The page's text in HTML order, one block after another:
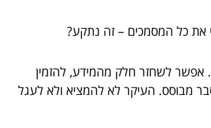
את כל המסמכים – זה נתקע?
אפשר לשחזר חלק מהמידע, להזמין
מבוסס. העיקר לא להמציא ולא לעגל